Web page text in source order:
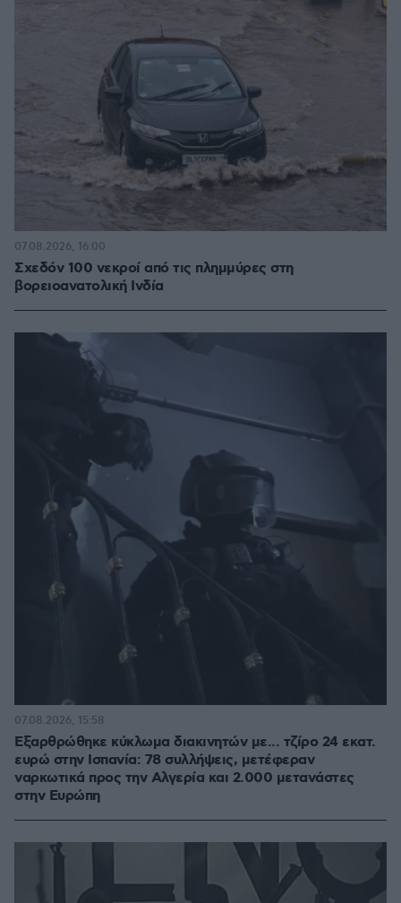
Σχεδόν 100 νεκροί από τις πλημμύρες στη
βορειοανατολική Ινδία
07.08.2026, 16:00
Εξαρθρώθηκε κύκλωμα διακινητών με... τζίρο 24 εκατ.
ευρώ στην Ισπανία: 78 συλλήψεις, μετέφεραν
ναρκωτικά προς την Αλγερία και 2.000 μετανάστες
στην Ευρώπη
07.08.2026, 15:58